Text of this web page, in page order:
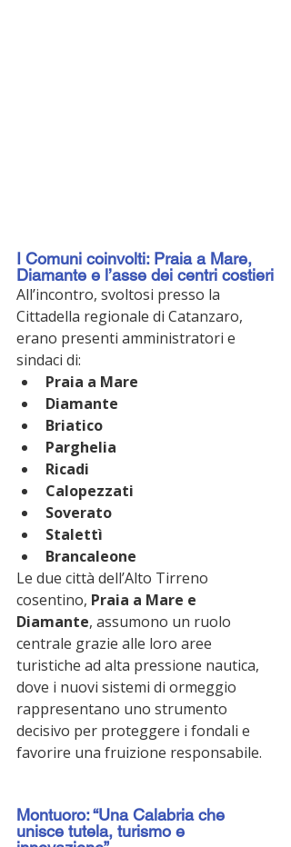
I Comuni coinvolti: Praia a Mare,
Diamante e l’asse dei centri costieri
All’incontro, svoltosi presso la
Cittadella regionale di Catanzaro,
erano presenti amministratori e
sindaci di:
Praia a Mare
Diamante
Briatico
Parghelia
Ricadi
Calopezzati
Soverato
Stalettì
Brancaleone
Le due città dell’Alto Tirreno
cosentino, Praia a Mare e
Diamante, assumono un ruolo
centrale grazie alle loro aree
turistiche ad alta pressione nautica,
dove i nuovi sistemi di ormeggio
rappresentano uno strumento
decisivo per proteggere i fondali e
favorire una fruizione responsabile.
Montuoro: “Una Calabria che
unisce tutela, turismo e